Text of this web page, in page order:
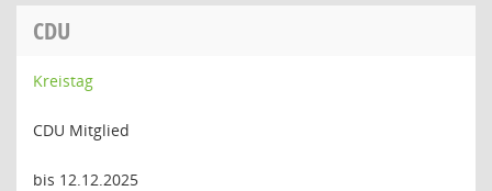
CDU
Kreistag
CDU Mitglied
bis 12.12.2025